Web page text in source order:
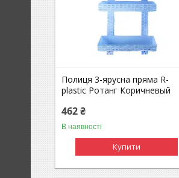
Полиця 3-ярусна пряма R-
plastic Ротанг Коричневый
462 ₴
В наявності
Купити